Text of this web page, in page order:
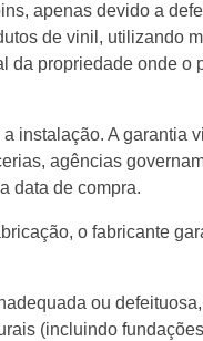
apenas devido a
de vinil, utilizando
da propriedade onde o
instalação. A garantia
agências
data de compra.
o fabricante
ou
(incluindo